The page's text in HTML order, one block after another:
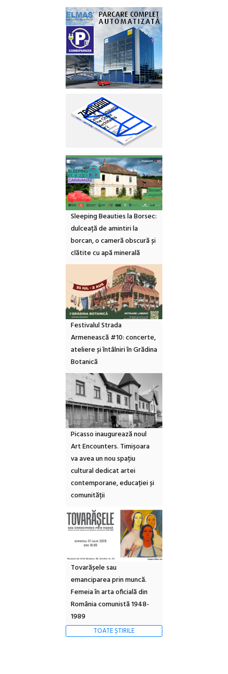
Sleeping Beauties la Borsec:
dulceață de amintiri la
borcan, o cameră obscură și
clătite cu apă minerală
Festivalul Strada
Armenească #10: concerte,
ateliere și întâlniri în Grădina
Botanică
Picasso inaugurează noul
Art Encounters. Timișoara
va avea un nou spațiu
cultural dedicat artei
contemporane, educației și
comunității
Tovarășele sau
emanciparea prin muncă.
Femeia în arta oficială din
România comunistă 1948-
1989
TOATE ȘTIRILE